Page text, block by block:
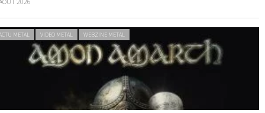
METAL VIDEO METAL WEBZINE METAL